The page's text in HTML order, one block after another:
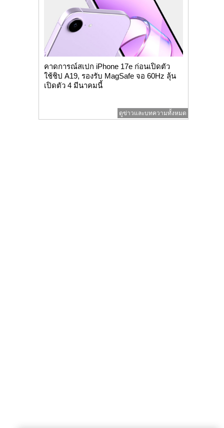
คาดการณ์สเปก iPhone 17e ก่อนเปิดตัว
ใช้ชิป A19, รองรับ MagSafe จอ 60Hz ลุ้น
เปิดตัว 4 มีนาคมนี้
ดูข่าวและบทความทั้งหมด